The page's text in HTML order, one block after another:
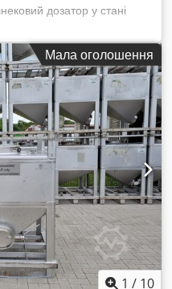
дозатор у стані
Al Dock Як видно на
близько 45 мм •
(мішалка) всередині
нержавіючою вставкою •
0,55 кВт Дозатор у
підходить для
матеріалів зі складною
Мала оголошення
1 / 10